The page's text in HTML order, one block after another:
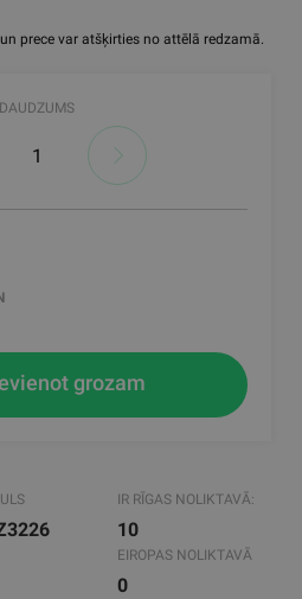
prece var atšķirties no attēlā redzamā.
DAUDZUMS
grozam
IR RĪGAS NOLIKTAVĀ:
10
EIROPAS NOLIKTAVĀ
0